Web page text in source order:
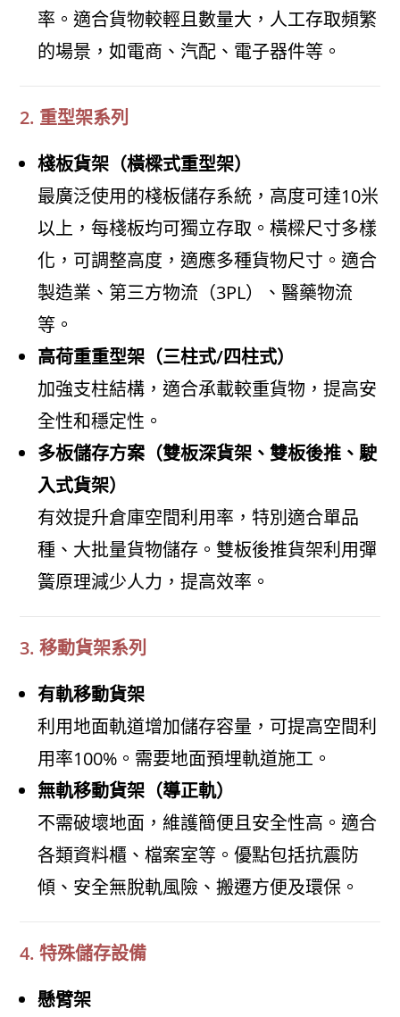
率。適合貨物較輕且數量大，人工存取頻繁
的場景，如電商、汽配、電子器件等。
2. 重型架系列
棧板貨架（橫樑式重型架）
最廣泛使用的棧板儲存系統，高度可達10米
以上，每棧板均可獨立存取。橫樑尺寸多樣
化，可調整高度，適應多種貨物尺寸。適合
製造業、第三方物流（3PL）、醫藥物流
等。
高荷重重型架（三柱式/四柱式）
加強支柱結構，適合承載較重貨物，提高安
全性和穩定性。
多板儲存方案（雙板深貨架、雙板後推、駛
入式貨架）
有效提升倉庫空間利用率，特別適合單品
種、大批量貨物儲存。雙板後推貨架利用彈
簧原理減少人力，提高效率。
3. 移動貨架系列
有軌移動貨架
利用地面軌道增加儲存容量，可提高空間利
用率100%。需要地面預埋軌道施工。
無軌移動貨架（導正軌）
不需破壞地面，維護簡便且安全性高。適合
各類資料櫃、檔案室等。優點包括抗震防
傾、安全無脫軌風險、搬遷方便及環保。
4. 特殊儲存設備
懸臂架